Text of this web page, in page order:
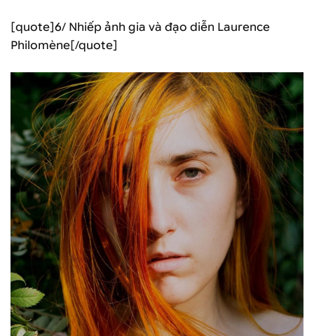
[quote]6/ Nhiếp ảnh gia và đạo diễn Laurence
Philomène[/quote]